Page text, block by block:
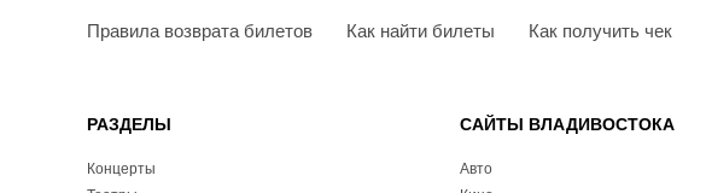
Правила возврата билетов Как найти билеты Как получить чек
РАЗДЕЛЫ
Концерты
САЙТЫ ВЛАДИВОСТОКА
Авто